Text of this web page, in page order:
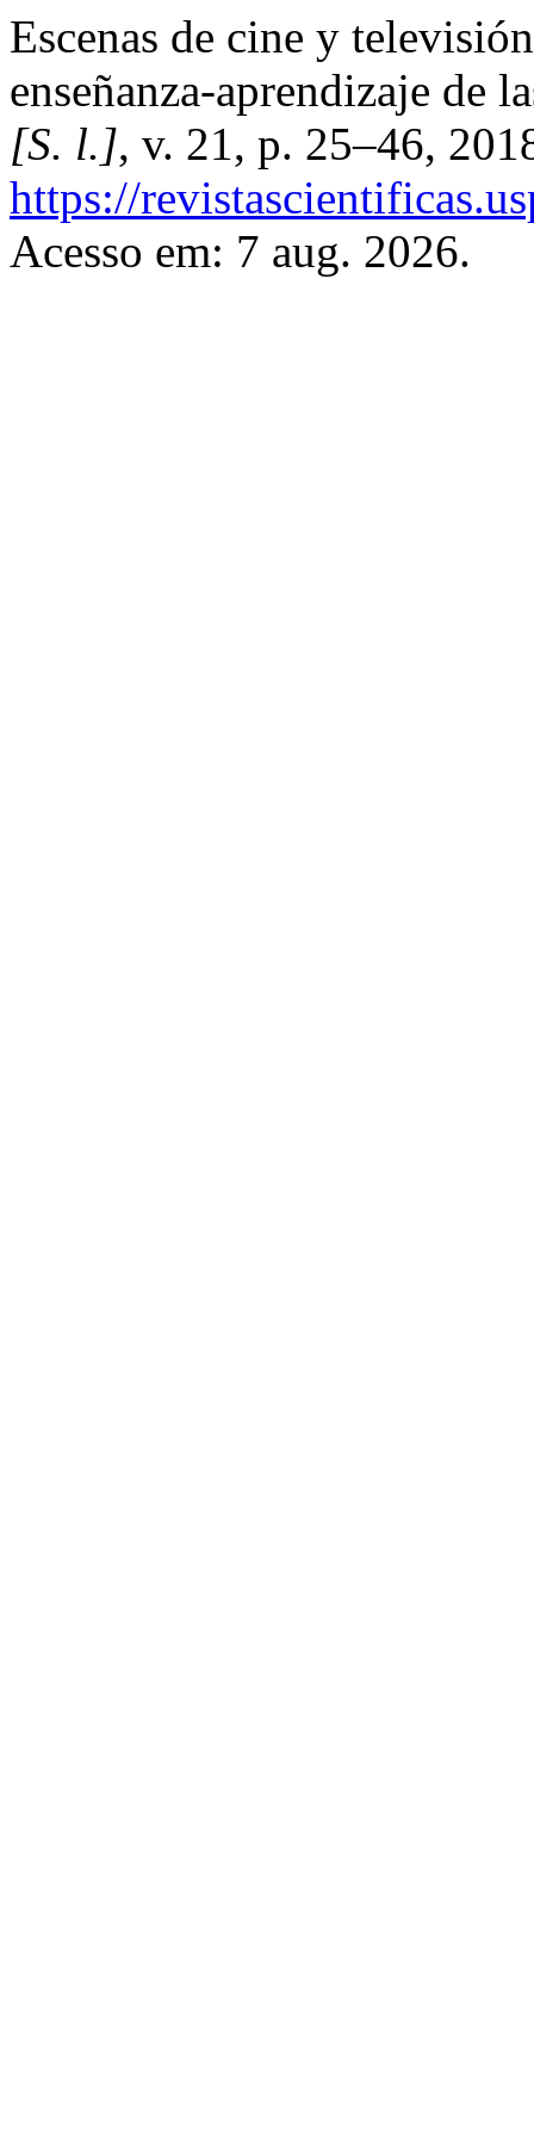
Escenas de cine y
enseñanza-aprendizaje de
[S. l.], v. 21, p. 25–46,
https://
Acesso em: 7 aug. 2026.